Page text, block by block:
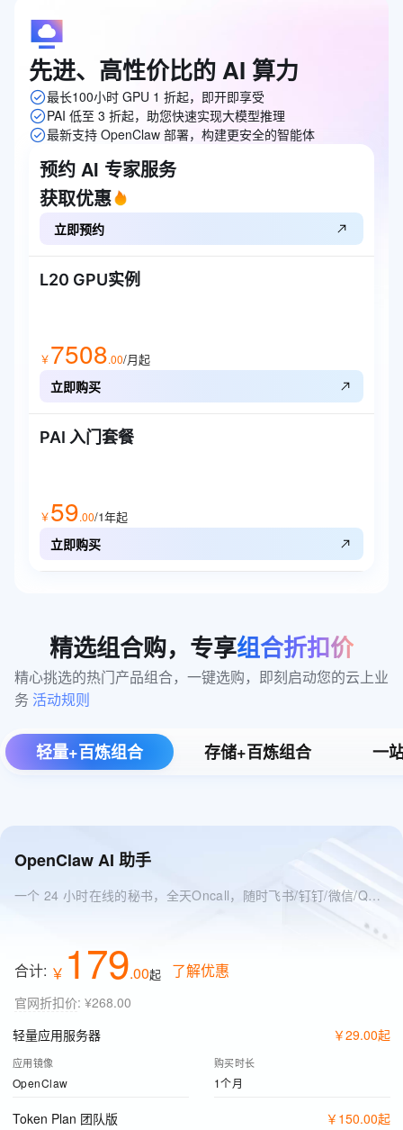
先进、高性价比的AI 算力
最长100小时 GPU 1 折起，即开即享受
PAI 低至 3 折起，助您快速实现大模型推理
最新支持 OpenClaw 部署，构建更安全的智能体
预约 AI 专家服务
获取优惠
立即预约
L20 GPU实例
￥7508.00/月起
立即购买
PAI 入门套餐
￥59.00/1年起
立即购买
精选组合购，专享组合折扣价
精心挑选的热门产品组合，一键选购，即刻启动您的云上业
务 活动规则
轻量+百炼组合 存储+百炼组合 一
OpenClaw AI 助手
一个 24 小时在线的秘书，全天Oncall，随时飞书/钉钉/微信/QQ 找它
合计: ￥ 179.00起 了解优惠
官网折扣价: ¥268.00
轻量应用服务器
￥29.00起
应用镜像
OpenClaw
购买时长
1个月
Token Plan 团队版 ￥ 150.00起